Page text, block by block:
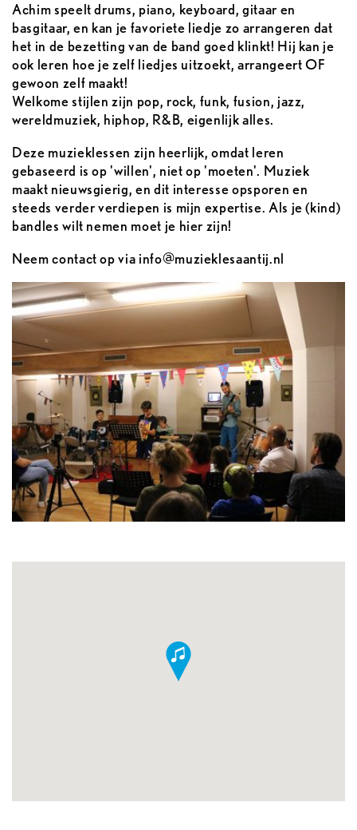
Achim speelt drums, piano, keyboard, gitaar en
basgitaar, en kan je favoriete liedje zo arrangeren dat
het in de bezetting van de band goed klinkt! Hij kan je
ook leren hoe je zelf liedjes uitzoekt, arrangeert OF
gewoon zelf maakt!
Welkome stijlen zijn pop, rock, funk, fusion, jazz,
wereldmuziek, hiphop, R&B, eigenlijk alles.
Deze muzieklessen zijn heerlijk, omdat leren
gebaseerd is op 'willen', niet op 'moeten'. Muziek
maakt nieuwsgierig, en dit interesse opsporen en
steeds verder verdiepen is mijn expertise. Als je (kind)
bandles wilt nemen moet je hier zijn!
Neem contact op via info@muzieklesaantij.nl